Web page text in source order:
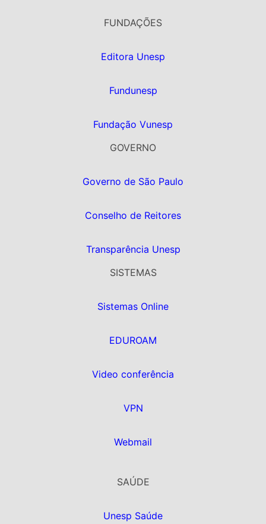
FUNDAÇÕES
Editora Unesp
Fundunesp
Fundação Vunesp
GOVERNO
Governo de São Paulo
Conselho de Reitores
Transparência Unesp
SISTEMAS
Sistemas Online
EDUROAM
Video conferência
VPN
Webmail
SAÚDE
Unesp Saúde